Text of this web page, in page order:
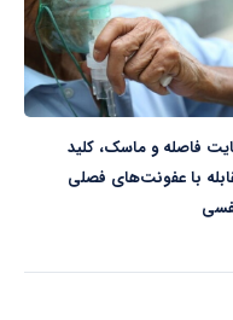
فاصله و ماسک، کلید
با عفونت‌های فصلی